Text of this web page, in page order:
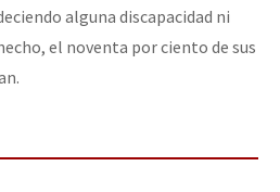
alguna discapacidad ni
el noventa por ciento de sus